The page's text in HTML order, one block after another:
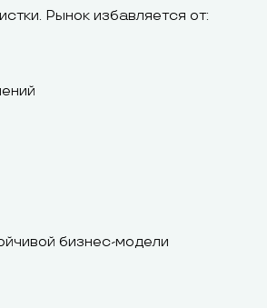
Рынок избавляется от:
бизнес-модели